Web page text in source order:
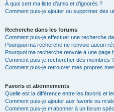
À quoi sert ma liste d’amis et d’ignorés ?
Comment puis-je ajouter ou supprimer des
Recherche dans les forums
Comment puis-je effectuer une recherche
Pourquoi ma recherche ne renvoie aucun
Pourquoi ma recherche renvoie à une page
Comment puis-je rechercher des membres ?
Comment puis-je retrouver mes propres
Favoris et abonnements
Quelle est la différence entre les favoris et
Comment puis-je ajouter aux favoris ou
Comment puis-je m’abonner à un forum